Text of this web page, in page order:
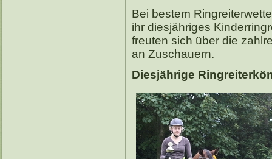
Bei bestem
ihr diesjähriges
freuten sich über die
an Zuschauern.
Diesjährige